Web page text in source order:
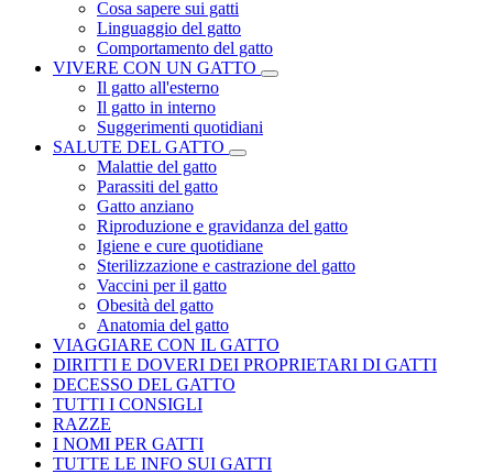
Cosa sapere sui gatti
Linguaggio del gatto
Comportamento del gatto
VIVERE CON UN GATTO
Il gatto all'esterno
Il gatto in interno
Suggerimenti quotidiani
SALUTE DEL GATTO
Malattie del gatto
Parassiti del gatto
Gatto anziano
Riproduzione e gravidanza del gatto
Igiene e cure quotidiane
Sterilizzazione e castrazione del gatto
Vaccini per il gatto
Obesità del gatto
Anatomia del gatto
VIAGGIARE CON IL GATTO
DIRITTI E DOVERI DEI PROPRIETARI DI GATTI
DECESSO DEL GATTO
TUTTI I CONSIGLI
RAZZE
I NOMI PER GATTI
TUTTE LE INFO SUI GATTI